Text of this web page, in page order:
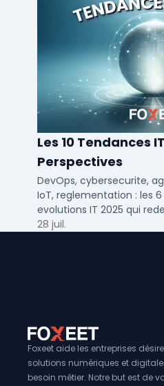
Les 10 Tendances
Perspectives
DevOps, cybersecurite,
IoT, reglementation : les
evolutions IT 2025 qui
des DSI en PME et ETI.
28 juil.
Foxeet aide les entreprises
solutions numériques et
besoin métier. Notre but est de